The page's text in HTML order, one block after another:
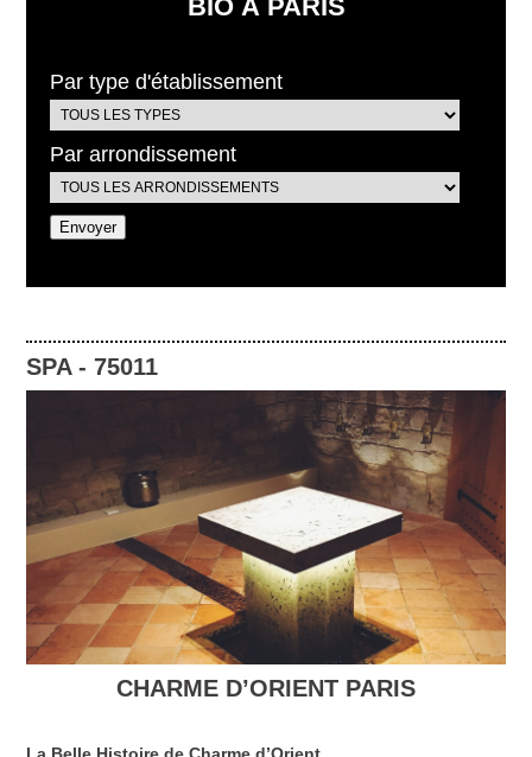
BIO À PARIS
Par type d'établissement
Par arrondissement
SPA-75011
CHARME D’ORIENT PARIS